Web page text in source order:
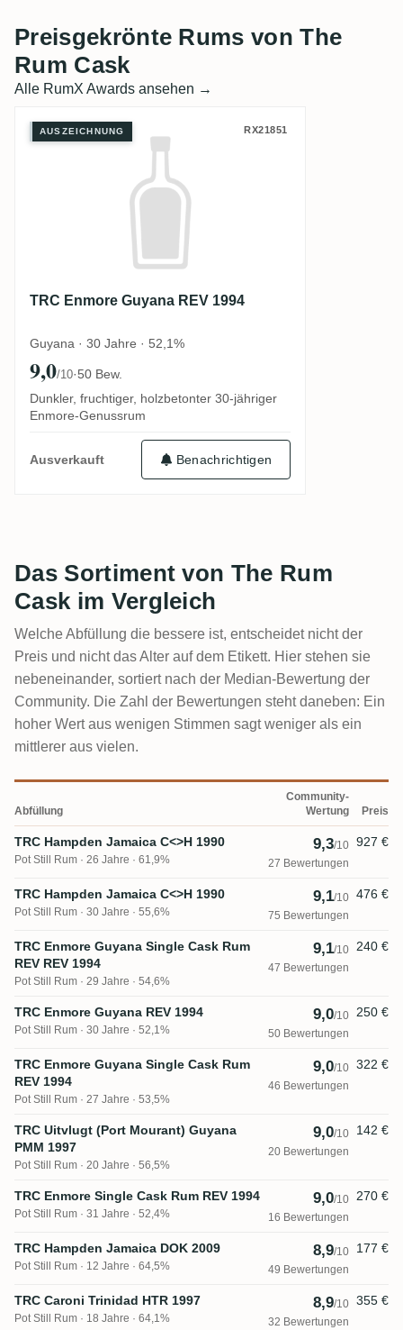
Preisgekrönte Rums von The
Rum Cask
Alle RumX Awards ansehen →
TRC Enmore Guyana REV 1994
AUSZEICHNUNG RX21851
TRC Enmore Guyana REV 1994
Guyana · 30 Jahre · 52,1%
9,0/10·50 Bew.
Dunkler, fruchtiger, holzbetonter 30-jähriger
Enmore-Genussrum
Ausverkauft Benachrichtigen
Das Sortiment von The Rum
Cask im Vergleich
Welche Abfüllung die bessere ist, entscheidet nicht der
Preis und nicht das Alter auf dem Etikett. Hier stehen sie
nebeneinander, sortiert nach der Median-Bewertung der
Community. Die Zahl der Bewertungen steht daneben: Ein
hoher Wert aus wenigen Stimmen sagt weniger als ein
mittlerer aus vielen.
Abfüllung
Community-
Wertung
Preis
TRC Hampden Jamaica C<>H 1990
Pot Still Rum 26 Jahre · 61,9%
9,3/10
27 Bewertungen
927 €
TRC Hampden Jamaica C<>H 1990
Pot Still Rum 30 Jahre · 55,6%
9,1/10
75 Bewertungen
476 €
TRC Enmore Guyana Single Cask Rum
REV REV 1994
Pot Still Rum 29 Jahre · 54,6%
9,1/10
47 Bewertungen
240 €
TRC Enmore Guyana REV 1994
Pot Still Rum 30 Jahre · 52,1%
9,0/10
50 Bewertungen
250 €
TRC Enmore Guyana Single Cask Rum
REV 1994
Pot Still Rum 27 Jahre · 53,5%
9,0/10
46 Bewertungen
322 €
TRC Uitvlugt (Port Mourant) Guyana
PMM 1997
Pot Still Rum 20 Jahre · 56,5%
9,0/10
20 Bewertungen
142 €
TRC Enmore Single Cask Rum REV 1994
Pot Still Rum 31 Jahre · 52,4%
9,0/10
16 Bewertungen
270 €
TRC Hampden Jamaica DOK 2009
Pot Still Rum 12 Jahre · 64,5%
8,9/10
49 Bewertungen
177 €
TRC Caroni Trinidad HTR 1997
Pot Still Rum 18 Jahre · 64,1%
8,9/10
32 Bewertungen
355 €